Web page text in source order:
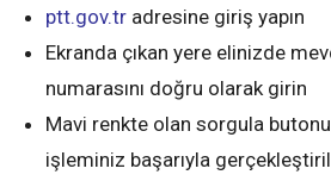
ptt.gov.tr adresine giriş yapın
Ekranda çıkan yere elinizde
numarasını doğru olarak girin
Mavi renkte olan sorgula
işleminiz başarıyla